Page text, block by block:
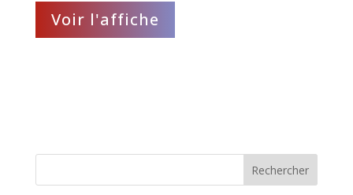
Voir l'affiche